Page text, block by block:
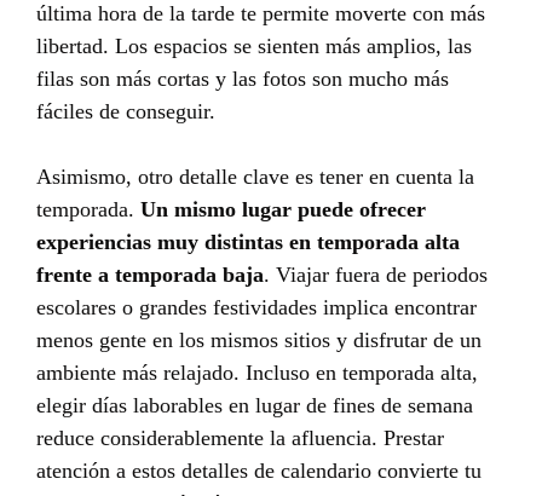
última hora de la tarde te permite moverte con más
libertad. Los espacios se sienten más amplios, las
filas son más cortas y las fotos son mucho más
fáciles de conseguir.
Asimismo, otro detalle clave es tener en cuenta la
temporada. Un mismo lugar puede ofrecer
experiencias muy distintas en temporada alta
frente a temporada baja. Viajar fuera de periodos
escolares o grandes festividades implica encontrar
menos gente en los mismos sitios y disfrutar de un
ambiente más relajado. Incluso en temporada alta,
elegir días laborables en lugar de fines de semana
reduce considerablemente la afluencia. Prestar
atención a estos detalles de calendario convierte tu